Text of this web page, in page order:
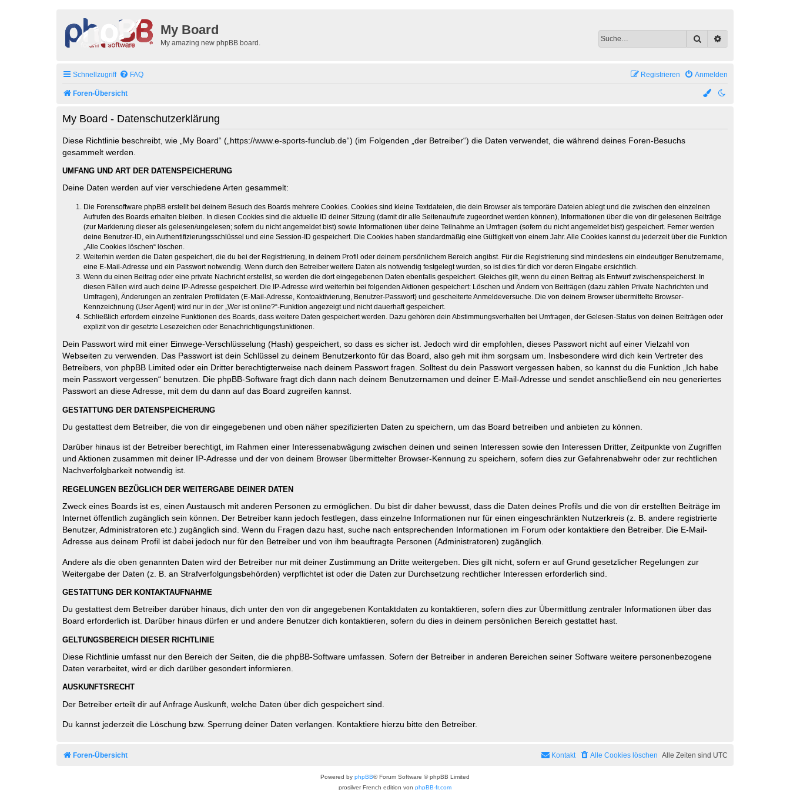
My Board
My amazing new phpBB board. Suche
Schnellzugriff FAQ Anmelden
Registrieren
Foren-Übersicht
My Board - Datenschutzerklärung
Diese Richtlinie beschreibt, wie „My Board“ („https://www.e-sports-funclub.de“) (im Folgenden „der Betreiber“) die Daten verwendet, die während deines Foren-Besuchs
gesammelt werden.
UMFANG UND ART DER DATENSPEICHERUNG
Deine Daten werden auf vier verschiedene Arten gesammelt:
Die Forensoftware phpBB erstellt bei deinem Besuch des Boards mehrere Cookies. Cookies sind kleine Textdateien, die dein Browser als temporäre Dateien ablegt und die zwischen den einzelnen
Aufrufen des Boards erhalten bleiben. In diesen Cookies sind die aktuelle ID deiner Sitzung (damit dir alle Seitenaufrufe zugeordnet werden können), Informationen über die von dir gelesenen Beiträge
(zur Markierung dieser als gelesen/ungelesen; sofern du nicht angemeldet bist) sowie Informationen über deine Teilnahme an Umfragen (sofern du nicht angemeldet bist) gespeichert. Ferner werden
deine Benutzer-ID, ein Authentifizierungsschlüssel und eine Session-ID gespeichert. Die Cookies haben standardmäßig eine Gültigkeit von einem Jahr. Alle Cookies kannst du jederzeit über die Funktion
„Alle Cookies löschen“ löschen.
Weiterhin werden die Daten gespeichert, die du bei der Registrierung, in deinem Profil oder deinem persönlichem Bereich angibst. Für die Registrierung sind mindestens ein eindeutiger Benutzername,
eine E-Mail-Adresse und ein Passwort notwendig. Wenn durch den Betreiber weitere Daten als notwendig festgelegt wurden, so ist dies für dich vor deren Eingabe ersichtlich.
Wenn du einen Beitrag oder eine private Nachricht erstellst, so werden die dort eingegebenen Daten ebenfalls gespeichert. Gleiches gilt, wenn du einen Beitrag als Entwurf zwischenspeicherst. In
diesen Fällen wird auch deine IP-Adresse gespeichert. Die IP-Adresse wird weiterhin bei folgenden Aktionen gespeichert: Löschen und Ändern von Beiträgen (dazu zählen Private Nachrichten und
Umfragen), Änderungen an zentralen Profildaten (E-Mail-Adresse, Kontoaktivierung, Benutzer-Passwort) und gescheiterte Anmeldeversuche. Die von deinem Browser übermittelte Browser-
Kennzeichnung (User Agent) wird nur in der „Wer ist online?“-Funktion angezeigt und nicht dauerhaft gespeichert.
Schließlich erfordern einzelne Funktionen des Boards, dass weitere Daten gespeichert werden. Dazu gehören dein Abstimmungsverhalten bei Umfragen, der Gelesen-Status von deinen Beiträgen oder
explizit von dir gesetzte Lesezeichen oder Benachrichtigungsfunktionen.
Dein Passwort wird mit einer Einwege-Verschlüsselung (Hash) gespeichert, so dass es sicher ist. Jedoch wird dir empfohlen, dieses Passwort nicht auf einer Vielzahl von
Webseiten zu verwenden. Das Passwort ist dein Schlüssel zu deinem Benutzerkonto für das Board, also geh mit ihm sorgsam um. Insbesondere wird dich kein Vertreter des
Betreibers, von phpBB Limited oder ein Dritter berechtigterweise nach deinem Passwort fragen. Solltest du dein Passwort vergessen haben, so kannst du die Funktion „Ich habe
mein Passwort vergessen“ benutzen. Die phpBB-Software fragt dich dann nach deinem Benutzernamen und deiner E-Mail-Adresse und sendet anschließend ein neu generiertes
Passwort an diese Adresse, mit dem du dann auf das Board zugreifen kannst.
GESTATTUNG DER DATENSPEICHERUNG
Du gestattest dem Betreiber, die von dir eingegebenen und oben näher spezifizierten Daten zu speichern, um das Board betreiben und anbieten zu können.
Darüber hinaus ist der Betreiber berechtigt, im Rahmen einer Interessenabwägung zwischen deinen und seinen Interessen sowie den Interessen Dritter, Zeitpunkte von Zugriffen
und Aktionen zusammen mit deiner IP-Adresse und der von deinem Browser übermittelter Browser-Kennung zu speichern, sofern dies zur Gefahrenabwehr oder zur rechtlichen
Nachverfolgbarkeit notwendig ist.
REGELUNGEN BEZÜGLICH DER WEITERGABE DEINER DATEN
Zweck eines Boards ist es, einen Austausch mit anderen Personen zu ermöglichen. Du bist dir daher bewusst, dass die Daten deines Profils und die von dir erstellten Beiträge im
Internet öffentlich zugänglich sein können. Der Betreiber kann jedoch festlegen, dass einzelne Informationen nur für einen eingeschränkten Nutzerkreis (z. B. andere registrierte
Benutzer, Administratoren etc.) zugänglich sind. Wenn du Fragen dazu hast, suche nach entsprechenden Informationen im Forum oder kontaktiere den Betreiber. Die E-Mail-
Adresse aus deinem Profil ist dabei jedoch nur für den Betreiber und von ihm beauftragte Personen (Administratoren) zugänglich.
Andere als die oben genannten Daten wird der Betreiber nur mit deiner Zustimmung an Dritte weitergeben. Dies gilt nicht, sofern er auf Grund gesetzlicher Regelungen zur
Weitergabe der Daten (z. B. an Strafverfolgungsbehörden) verpflichtet ist oder die Daten zur Durchsetzung rechtlicher Interessen erforderlich sind.
GESTATTUNG DER KONTAKTAUFNAHME
Du gestattest dem Betreiber darüber hinaus, dich unter den von dir angegebenen Kontaktdaten zu kontaktieren, sofern dies zur Übermittlung zentraler Informationen über das
Board erforderlich ist. Darüber hinaus dürfen er und andere Benutzer dich kontaktieren, sofern du dies in deinem persönlichen Bereich gestattet hast.
GELTUNGSBEREICH DIESER RICHTLINIE
Diese Richtlinie umfasst nur den Bereich der Seiten, die die phpBB-Software umfassen. Sofern der Betreiber in anderen Bereichen seiner Software weitere personenbezogene
Daten verarbeitet, wird er dich darüber gesondert informieren.
AUSKUNFTSRECHT
Der Betreiber erteilt dir auf Anfrage Auskunft, welche Daten über dich gespeichert sind.
Du kannst jederzeit die Löschung bzw. Sperrung deiner Daten verlangen. Kontaktiere hierzu bitte den Betreiber.
Foren-Übersicht Alle Zeiten sind UTC
Alle Cookies löschen
Kontakt
Powered by phpBB® Forum Software © phpBB Limited
prosilver French edition von phpBB-fr.com